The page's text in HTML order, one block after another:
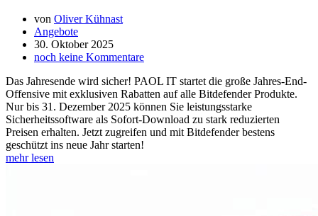
von Oliver Kühnast
Angebote
30. Oktober 2025
noch keine Kommentare
Das Jahresende wird sicher! PAOL IT startet die große Jahres-End-
Offensive mit exklusiven Rabatten auf alle Bitdefender Produkte.
Nur bis 31. Dezember 2025 können Sie leistungsstarke
Sicherheitssoftware als Sofort-Download zu stark reduzierten
Preisen erhalten. Jetzt zugreifen und mit Bitdefender bestens
geschützt ins neue Jahr starten!
mehr lesen